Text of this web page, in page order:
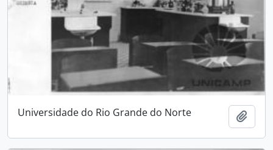
Universidade do Rio Grande do Norte